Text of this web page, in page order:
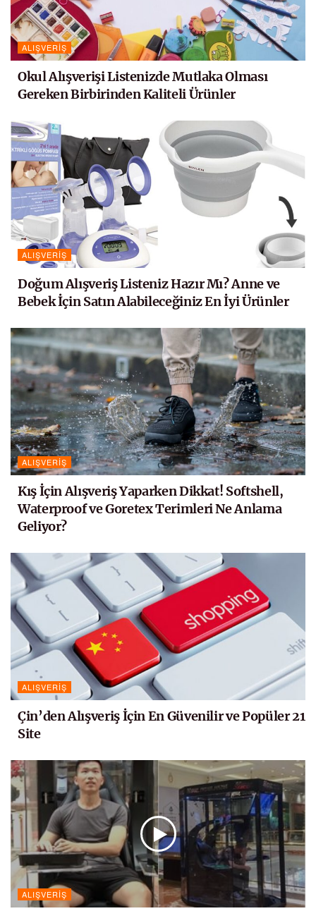
ALIŞVERIŞ
Okul Alışverişi Listenizde Mutlaka Olması
Gereken Birbirinden Kaliteli Ürünler
ALIŞVERIŞ
Doğum Alışveriş Listeniz Hazır Mı? Anne ve
Bebek İçin Satın Alabileceğiniz En İyi Ürünler
ALIŞVERIŞ
Kış İçin Alışveriş Yaparken Dikkat! Softshell,
Waterproof ve Goretex Terimleri Ne Anlama
Geliyor?
ALIŞVERIŞ
Çin’den Alışveriş İçin En Güvenilir ve Popüler 21
Site
ALIŞVERIŞ